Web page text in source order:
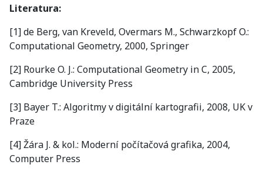
Literatura:
[1] de Berg, van Kreveld, Overmars M., Schwarzkopf O.:
Computational Geometry, 2000, Springer
[2] Rourke O. J.: Computational Geometry in C, 2005,
Cambridge University Press
[3] Bayer T.: Algoritmy v digitální kartografii, 2008, UK v
Praze
[4] Žára J. & kol.: Moderní počítačová grafika, 2004,
Computer Press